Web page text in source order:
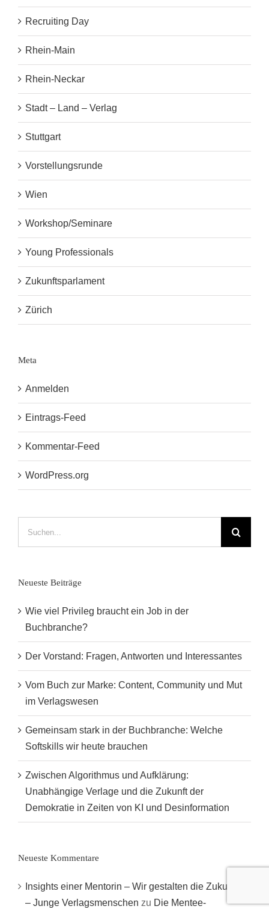
Recruiting Day
Rhein-Main
Rhein-Neckar
Stadt – Land – Verlag
Stuttgart
Vorstellungsrunde
Wien
Workshop/Seminare
Young Professionals
Zukunftsparlament
Zürich
Meta
Anmelden
Eintrags-Feed
Kommentar-Feed
WordPress.org
Neueste Beiträge
Wie viel Privileg braucht ein Job in der
Buchbranche?
Der Vorstand: Fragen, Antworten und Interessantes
Vom Buch zur Marke: Content, Community und Mut
im Verlagswesen
Gemeinsam stark in der Buchbranche: Welche
Softskills wir heute brauchen
Zwischen Algorithmus und Aufklärung:
Unabhängige Verlage und die Zukunft der
Demokratie in Zeiten von KI und Desinformation
Neueste Kommentare
Insights einer Mentorin – Wir gestalten die Zukunft
– Junge Verlagsmenschen zu Die Mentee-